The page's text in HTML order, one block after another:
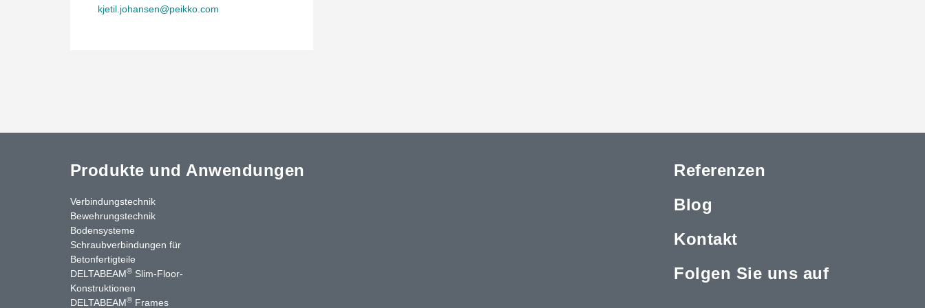
kjetil.johansen@peikko.com
Produkte und Anwendungen
Verbindungstechnik
Bewehrungstechnik
Bodensysteme
Schraubverbindungen für
Betonfertigteile
DELTABEAM® Slim-Floor-
Konstruktionen
DELTABEAM® Frames
Referenzen
Blog
Kontakt
Folgen Sie uns auf